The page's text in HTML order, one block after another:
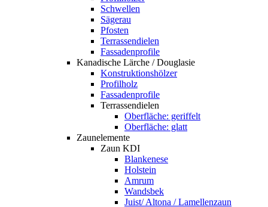
Schwellen
Sägerau
Pfosten
Terrassendielen
Fassadenprofile
Kanadische Lärche / Douglasie
Konstruktionshölzer
Profilholz
Fassadenprofile
Terrassendielen
Oberfläche: geriffelt
Oberfläche: glatt
Zaunelemente
Zaun KDI
Blankenese
Holstein
Amrum
Wandsbek
Juist/ Altona / Lamellenzaun